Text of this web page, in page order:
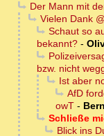
Der Mann mit
Vielen Dank
Schaut so
bekannt? -
bzw. nicht
Ist aber
AfD
owT -
Schließe
Blick ins